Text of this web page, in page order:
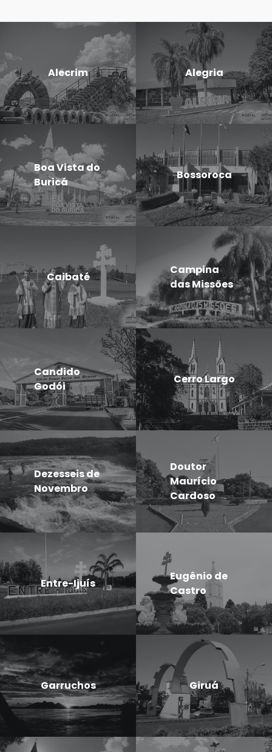
Alecrim Alegria
Boa Vista do
Buricá
Bossoroca
Caibaté
Campina
das Missões
Candido
Godói
Cerro Largo
Dezesseis de
Novembro
Doutor
Maurício
Cardoso
Entre-Ijuís
Eugênio de
Castro
Garruchos Giruá